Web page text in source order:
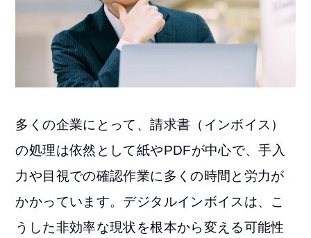
多くの企業にとって、請求書（インボイス）
の処理は依然として紙やPDFが中心で、手入
力や目視での確認作業に多くの時間と労力が
かかっています。デジタルインボイスは、こ
うした非効率な現状を根本から変える可能性